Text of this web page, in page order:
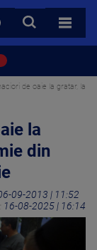
CAUTA
TOATE
de oaie la gratar, la
la
din
09-2013 | 11:52
16-08-2025 | 16:14